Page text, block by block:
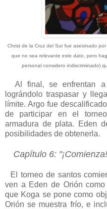
Christ de la Cruz del Sur fue asesinado
que no sea relevante este dato, pero
personal considero indiscriminado)
Al final, se enfrentan a
lográndolo traspasar y
límite. Argo fue
de participar en el
armadura de plata. Eden
posibilidades de obtenerla.
Capítulo 6:
El torneo de santos
ven a Eden de Orión
que Koga se pone como
Orión se muestra frío, e